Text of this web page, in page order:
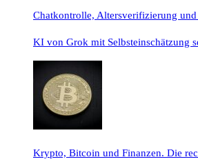
Chatkontrolle, Altersverifizierung
KI von Grok mit Selbsteinschätzung
Krypto, Bitcoin und Finanzen. Die